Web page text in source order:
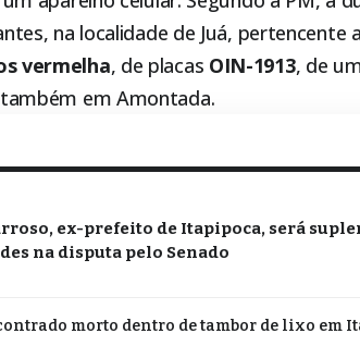
na localidade de Juá, pertencente
vermelha, de placas OIN-1913, de
em Amontada.
ex-prefeito de Itapipoca, será
na disputa pelo Senado
morto dentro de tambor de lixo em